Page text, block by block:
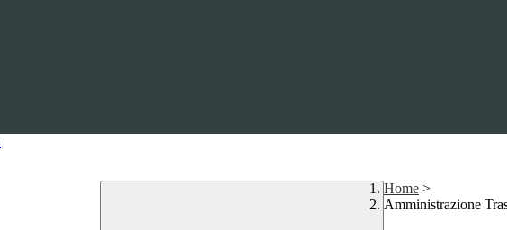
Home >
Amministrazione